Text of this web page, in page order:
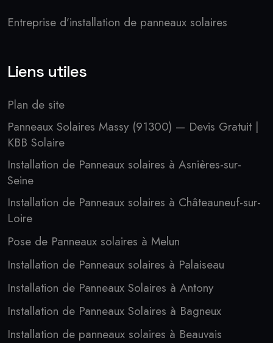
Entreprise d’installation de panneaux solaires
Liens utiles
Plan de site
Panneaux Solaires Massy (91300) — Devis Gratuit |
KBB Solaire
Installation de Panneaux solaires à Asnières-sur-
Seine
Installation de Panneaux solaires à Châteauneuf-sur-
Loire
Pose de Panneaux solaires à Melun
Installation de Panneaux solaires à Palaiseau
Installation de Panneaux Solaires à Antony
Installation de Panneaux Solaires à Bagneux
Installation de panneaux solaires à Beauvais